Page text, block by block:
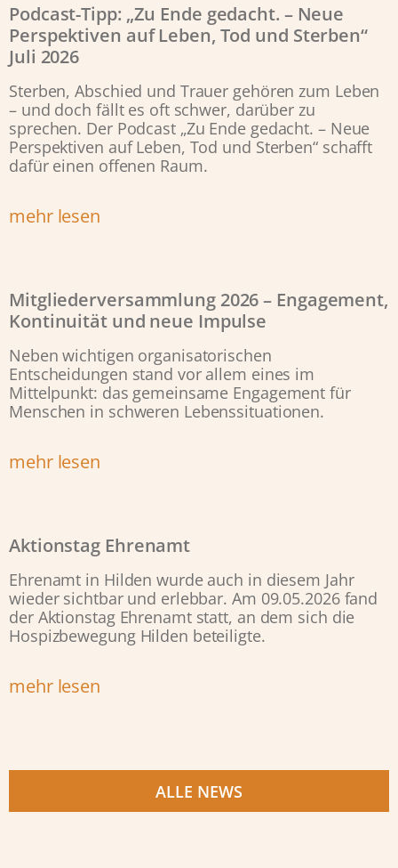
Podcast-Tipp: „Zu Ende gedacht. – Neue
Perspektiven auf Leben, Tod und Sterben“
Juli 2026
Sterben, Abschied und Trauer gehören zum Leben
– und doch fällt es oft schwer, darüber zu
sprechen. Der Podcast „Zu Ende gedacht. – Neue
Perspektiven auf Leben, Tod und Sterben“ schafft
dafür einen offenen Raum.
mehr lesen
Mitgliederversammlung 2026 – Engagement,
Kontinuität und neue Impulse
Neben wichtigen organisatorischen
Entscheidungen stand vor allem eines im
Mittelpunkt: das gemeinsame Engagement für
Menschen in schweren Lebenssituationen.
mehr lesen
Aktionstag Ehrenamt
Ehrenamt in Hilden wurde auch in diesem Jahr
wieder sichtbar und erlebbar. Am 09.05.2026 fand
der Aktionstag Ehrenamt statt, an dem sich die
Hospizbewegung Hilden beteiligte.
mehr lesen
ALLE NEWS